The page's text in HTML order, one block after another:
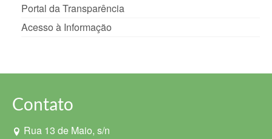
Portal da Transparência
Acesso à Informação
Contato
Rua 13 de Maio, s/n